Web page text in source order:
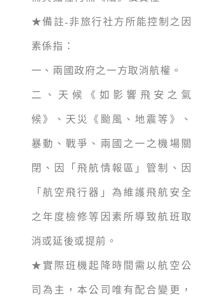
★備註-非旅行社方所能控制之因
素係指：
一、兩國政府之一方取消航權。
二、天候《如影響飛安之氣
候》、天災《颱風、地震等》、
暴動、戰爭、兩國之一之機場關
閉、因「飛航情報區」管制、因
「航空飛行器」為維護飛航安全
之年度檢修等因素所導致航班取
消或延後或提前。
★實際班機起降時間需以航空公
司為主，本公司唯有配合變更，